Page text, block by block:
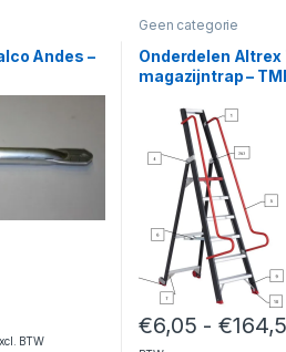
Andes –
BTW
Geen categorie
Onderdelen Altrex
magazijntrap –
€6,05 - €